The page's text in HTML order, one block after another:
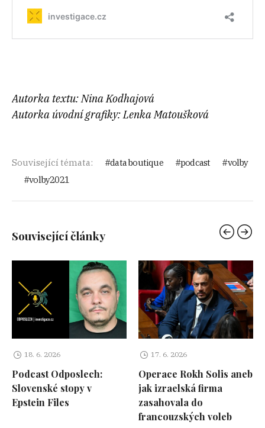
Autorka textu: Nina Kodhajová
Autorka úvodní grafiky: Lenka Matoušková
Související témata: data boutique podcast
volby
volby2021
Související články
18. 6. 2026
Podcast Odposlech:
Slovenské stopy v
Epstein Files
17. 6. 2026
Operace Rokh Solis aneb
jak izraelská firma
zasahovala do
francouzských voleb